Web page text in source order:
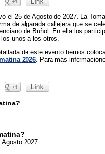
el 25 de Agosto de 2027. La
de algarada callejera que se
de Buñol. En ella los
unos a los otros.
de este evento hemos
2026 . Para más
Agosto 2027